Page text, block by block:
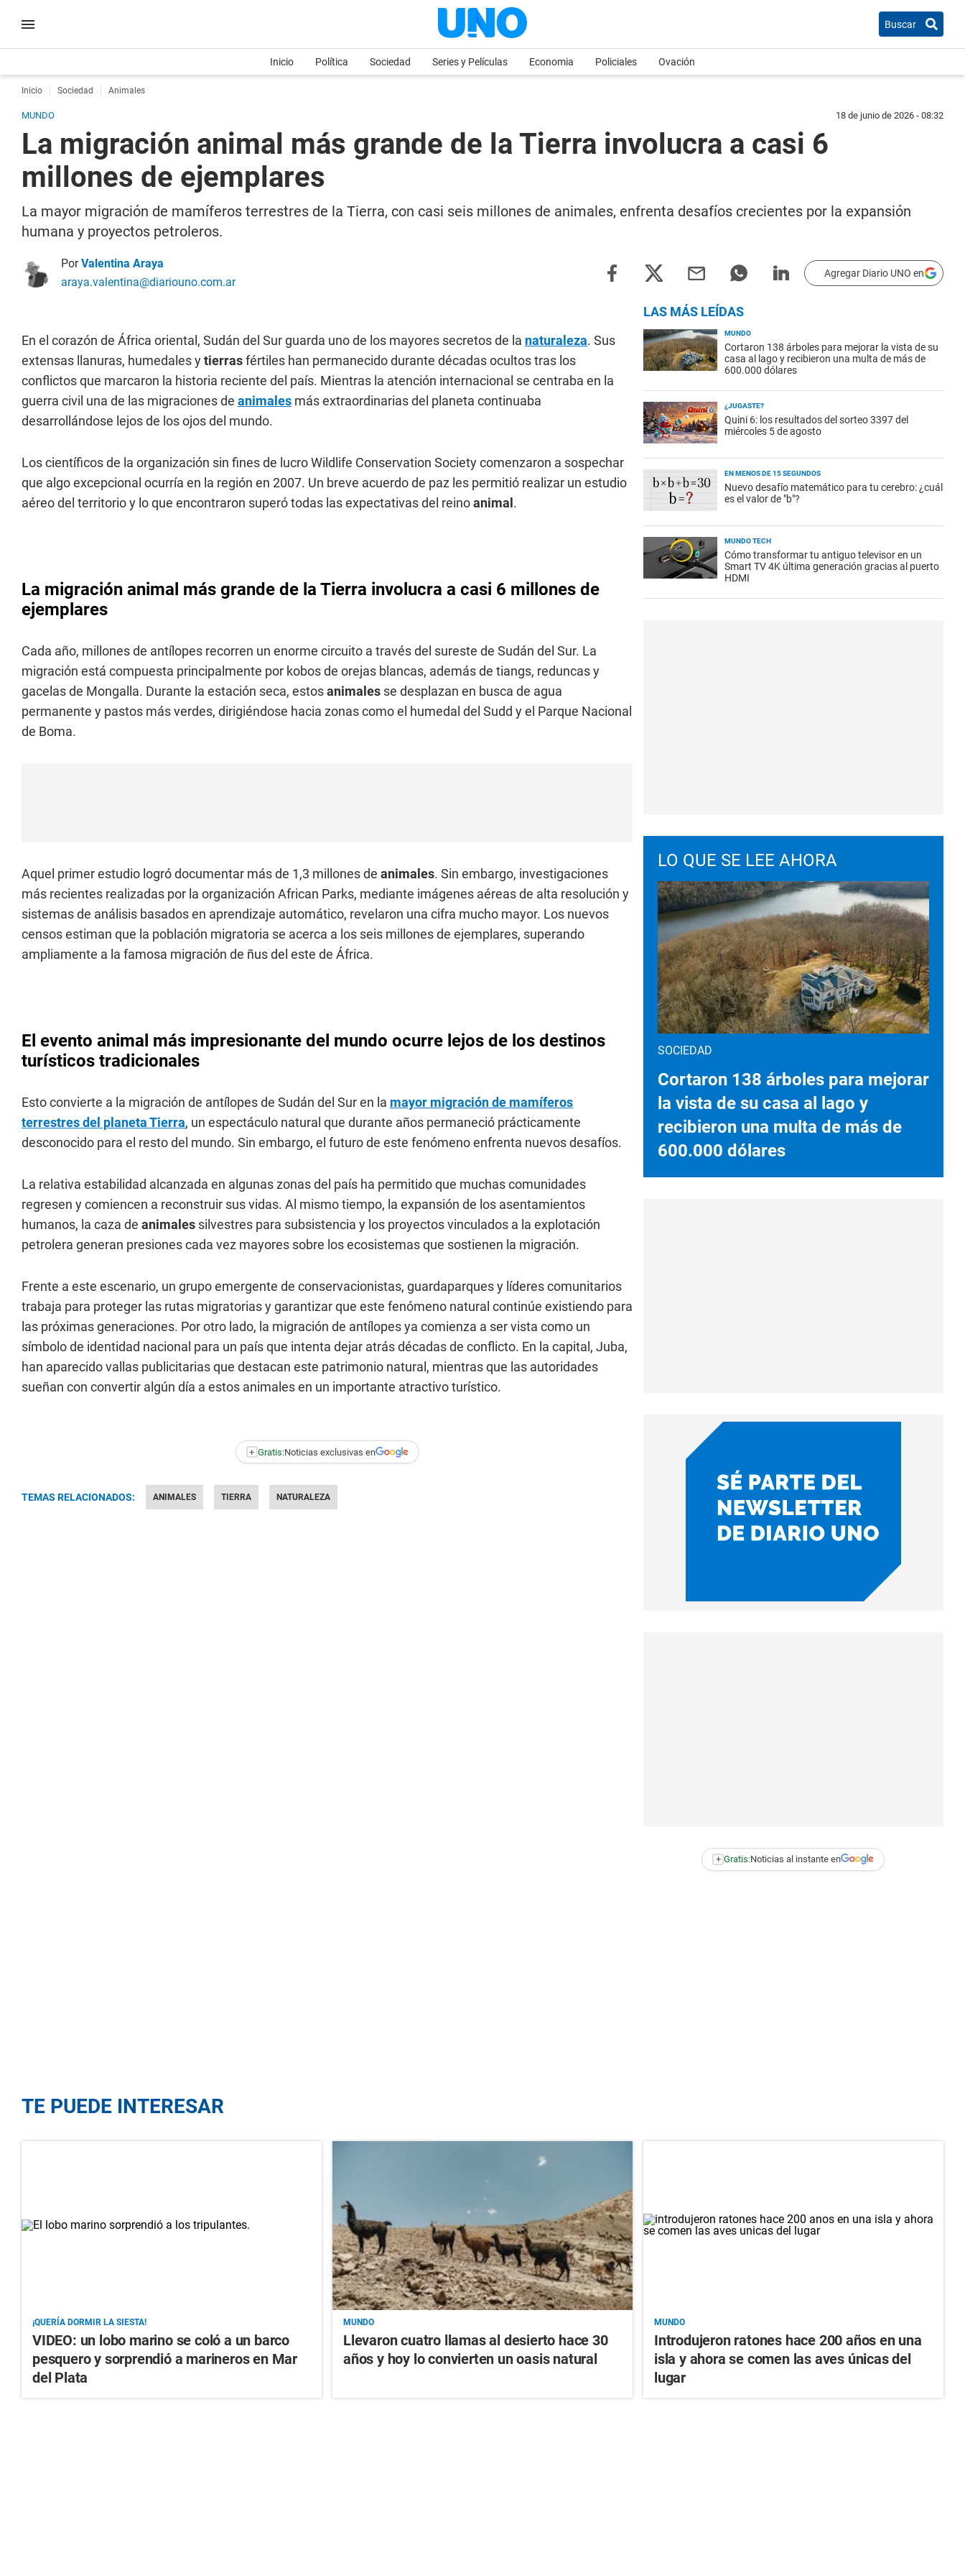
Buscar
Inicio Política Sociedad Series y Películas Economia Policiales Ovación
Inicio Sociedad Animales
MUNDO 18 de junio de 2026 - 08:32
La migración animal más grande de la Tierra involucra a casi 6
millones de ejemplares
La mayor migración de mamíferos terrestres de la Tierra, con casi seis millones de animales, enfrenta desafíos crecientes por la expansión
humana y proyectos petroleros.
PorValentina Araya
araya.valentina@diariouno.com.ar
Agregar Diario UNO en
En el corazón de África oriental, Sudán del Sur guarda uno de los mayores secretos de la naturaleza. Sus
extensas llanuras, humedales ytierrasfértiles han permanecido durante décadas ocultos tras los
conflictos que marcaron la historia reciente del país. Mientras la atención internacional se centraba en la
guerra civil una de las migraciones de animales más extraordinarias del planeta continuaba
desarrollándose lejos de los ojos del mundo.
Los científicos de la organización sin fines de lucro Wildlife Conservation Society comenzaron a sospechar
que algo excepcional ocurría en la región en 2007. Un breve acuerdo de paz les permitió realizar un estudio
aéreo del territorio y lo que encontraron superó todas las expectativas del reinoanimal .
La migración animal más grande de la Tierra involucra a casi 6 millones de
ejemplares
Cada año, millones de antílopes recorren un enorme circuito a través del sureste de Sudán del Sur. La
migración está compuesta principalmente por kobos de orejas blancas, además de tiangs, reduncas y
gacelas de Mongalla. Durante la estación seca, estosanimales se desplazan en busca de agua
permanente y pastos más verdes, dirigiéndose hacia zonas como el humedal del Sudd y el Parque Nacional
de Boma.
Aquel primer estudio logró documentar más de 1,3 millones de animales. Sin embargo, investigaciones
más recientes realizadas por la organización African Parks, mediante imágenes aéreas de alta resolución y
sistemas de análisis basados en aprendizaje automático, revelaron una cifra mucho mayor. Los nuevos
censos estiman que la población migratoria se acerca a los seis millones de ejemplares, superando
ampliamente a la famosa migración de ñus del este de África.
El evento animal más impresionante del mundo ocurre lejos de los destinos
turísticos tradicionales
Esto convierte a la migración de antílopes de Sudán del Sur en la mayor migración de mamíferos
terrestres del planeta Tierra, un espectáculo natural que durante años permaneció prácticamente
desconocido para el resto del mundo. Sin embargo, el futuro de este fenómeno enfrenta nuevos desafíos.
La relativa estabilidad alcanzada en algunas zonas del país ha permitido que muchas comunidades
regresen y comiencen a reconstruir sus vidas. Al mismo tiempo, la expansión de los asentamientos
humanos, la caza de animales silvestres para subsistencia y los proyectos vinculados a la explotación
petrolera generan presiones cada vez mayores sobre los ecosistemas que sostienen la migración.
Frente a este escenario, un grupo emergente de conservacionistas, guardaparques y líderes comunitarios
trabaja para proteger las rutas migratorias y garantizar que este fenómeno natural continúe existiendo para
las próximas generaciones. Por otro lado, la migración de antílopes ya comienza a ser vista como un
símbolo de identidad nacional para un país que intenta dejar atrás décadas de conflicto. En la capital, Juba,
han aparecido vallas publicitarias que destacan este patrimonio natural, mientras que las autoridades
sueñan con convertir algún día a estos animales en un importante atractivo turístico.
+ Gratis:Noticias exclusivas en
TEMAS RELACIONADOS: ANIMALES TIERRA NATURALEZA
LAS MÁS LEÍDAS
MUNDO
Cortaron 138 árboles para mejorar la vista de su
casa al lago y recibieron una multa de más de
600.000 dólares
¿JUGASTE?
Quini 6: los resultados del sorteo 3397 del
miércoles 5 de agosto
EN MENOS DE 15 SEGUNDOS
Nuevo desafío matemático para tu cerebro: ¿cuál
es el valor de "b"?
MUNDO TECH
Cómo transformar tu antiguo televisor en un
Smart TV 4K última generación gracias al puerto
HDMI
LO QUE SE LEE AHORA
SOCIEDAD
Cortaron 138 árboles para mejorar
la vista de su casa al lago y
recibieron una multa de más de
600.000 dólares
+ Gratis:Noticias al instante en
TE PUEDE INTERESAR
¡QUERÍA DORMIR LA SIESTA!
VIDEO: un lobo marino se coló a un barco
pesquero y sorprendió a marineros en Mar
del Plata
MUNDO
Llevaron cuatro llamas al desierto hace 30
años y hoy lo convierten un oasis natural
MUNDO
Introdujeron ratones hace 200 años en una
isla y ahora se comen las aves únicas del
lugar